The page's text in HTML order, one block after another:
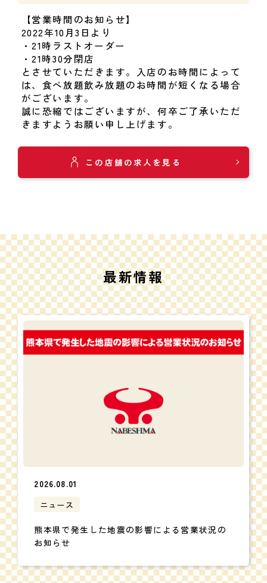
【営業時間のお知らせ】
2022年10月3日より
・21時ラストオーダー
・21時30分閉店
とさせていただきます。入店のお時間によって
は、食べ放題飲み放題のお時間が短くなる場合
がございます。
誠に恐縮ではございますが、何卒ご了承いただ
きますようお願い申し上げます。
この店舗の求人を見る
最新情報
2026.08.01
ニュース
熊本県で発生した地震の影響による営業状況の
お知らせ